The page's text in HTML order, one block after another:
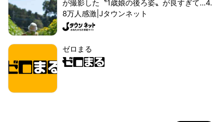
が撮影した〝1歳娘の後ろ姿〟が良すぎて...4.
8万人感激|Jタウンネット
ゼロまる